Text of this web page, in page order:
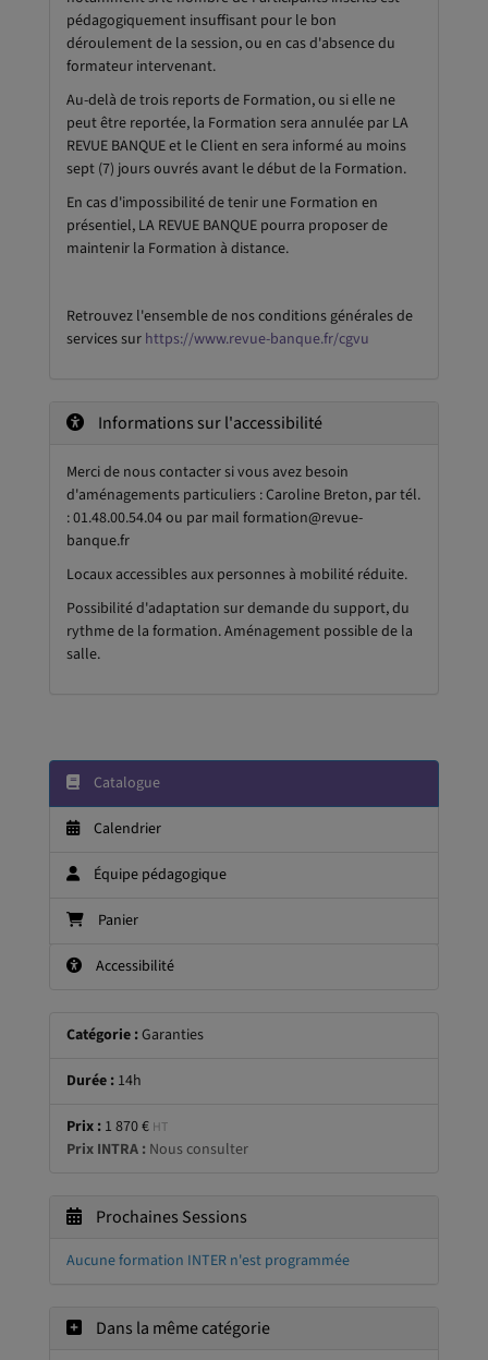
pédagogiquement insuffisant pour le bon
déroulement de la session, ou en cas d'absence du
formateur intervenant.
Au-delà de trois reports de Formation, ou si elle ne
peut être reportée, la Formation sera annulée par LA
REVUE BANQUE et le Client en sera informé au moins
sept (7) jours ouvrés avant le début de la Formation.
En cas d'impossibilité de tenir une Formation en
présentiel, LA REVUE BANQUE pourra proposer de
maintenir la Formation à distance.
Retrouvez l'ensemble de nos conditions générales de
services sur https://www.revue-banque.fr/cgvu
Informations sur l'accessibilité
Merci de nous contacter si vous avez besoin
d'aménagements particuliers : Caroline Breton, par tél.
: 01.48.00.54.04 ou par mail formation@revue-
banque.fr
Locaux accessibles aux personnes à mobilité réduite.
Possibilité d'adaptation sur demande du support, du
rythme de la formation. Aménagement possible de la
salle.
Catalogue
Calendrier
Équipe pédagogique
Panier
Accessibilité
Catégorie :Garanties
Durée : 14h
Prix : 1 870 € HT
Prix INTRA : Nous consulter
Prochaines Sessions
Aucune formation INTER n'est programmée
Dans la même catégorie